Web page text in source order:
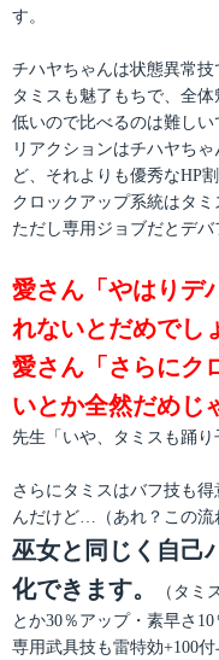
す。
チハヤちゃんは状態異常技
タミスも魅了もちで、全
低いので比べるのは難しい
リアクションはチハヤち
ど、それよりも優秀なHP
クロックアップ系統はタミ
ただし専用ジョブだとデバ
愛さん「やはりデ
れないとだめでし
愛さん「さらにク
いとか全然だめじ
先生「いや、タミスも踊り
さらにタミスはバフ技も
んだけど…（あれ？この流
巫女と同じく自己
化できます。
（タミ
とか30％アップ・素早さ10
専用武具技も雷特効+100付